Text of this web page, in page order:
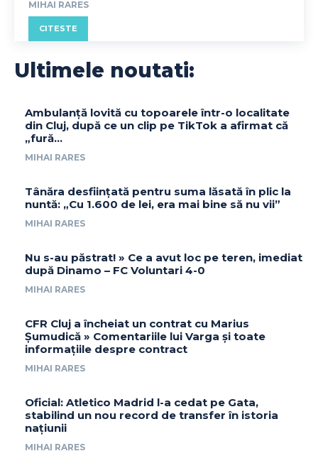
MIHAI RARES
CITESTE
Ultimele noutati:
Ambulanță lovită cu topoarele într-o localitate
din Cluj, după ce un clip pe TikTok a afirmat că
„fură…
MIHAI RARES
Tânăra desființată pentru suma lăsată în plic la
nuntă: „Cu 1.600 de lei, era mai bine să nu vii”
MIHAI RARES
Nu s-au păstrat! » Ce a avut loc pe teren, imediat
după Dinamo – FC Voluntari 4-0
MIHAI RARES
CFR Cluj a încheiat un contrat cu Marius
Șumudică » Comentariile lui Varga și toate
informațiile despre contract
MIHAI RARES
Oficial: Atletico Madrid l-a cedat pe Gata,
stabilind un nou record de transfer în istoria
națiunii
MIHAI RARES